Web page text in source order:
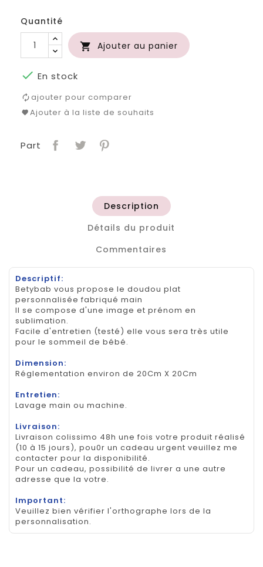
Quantité
 Ajouter au panier
 En stock
ajouter pour comparer
Ajouter à la liste de souhaits
Part
Description
Détails du produit
Commentaires
Descriptif:
Betybab vous propose le doudou plat
personnalisée fabriqué main
Il se compose d'une image et prénom en
sublimation.
Facile d'entretien (testé) elle vous sera très utile
pour le sommeil de bébé.
Dimension:
Réglementation environ de 20Cm X 20Cm
Entretien:
Lavage main ou machine.
Livraison:
Livraison colissimo 48h une fois votre produit réalisé
(10 à 15 jours), pou0r un cadeau urgent veuillez me
contacter pour la disponibilité.
Pour un cadeau, possibilité de livrer a une autre
adresse que la votre.
Important:
Veuillez bien vérifier l'orthographe lors de la
personnalisation.